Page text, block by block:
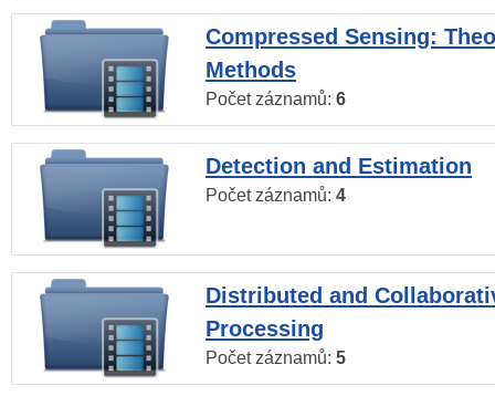
Compressed Sensing:
Methods
Počet záznamů: 6
Detection and Estimation
Počet záznamů: 4
Distributed and
Processing
Počet záznamů: 5